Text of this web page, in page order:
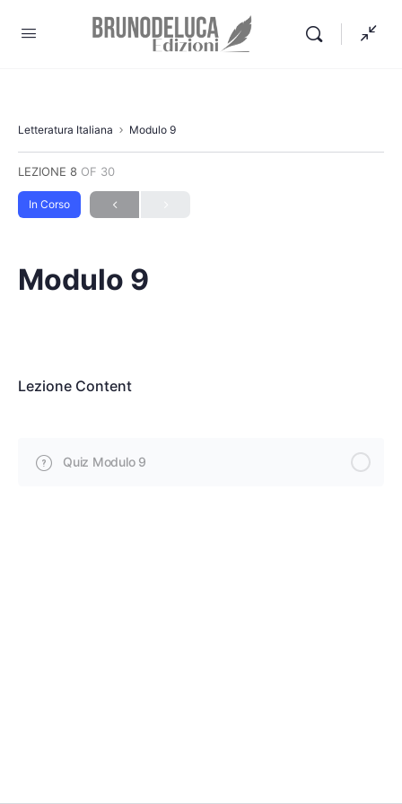
Letteratura Italiana Modulo 9
LEZIONE 8 OF 30
In Corso
Modulo 9
Lezione Content
Quiz Modulo 9